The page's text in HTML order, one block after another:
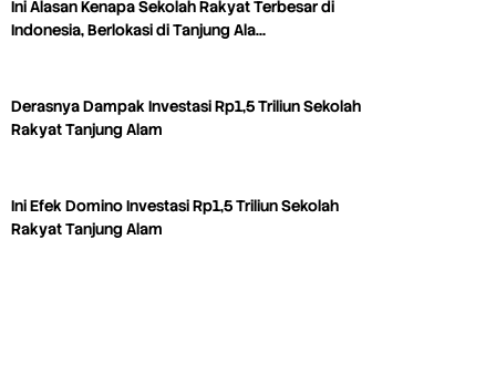
Ini Alasan Kenapa Sekolah Rakyat Terbesar di
Indonesia, Berlokasi di Tanjung Ala…
Derasnya Dampak Investasi Rp1,5 Triliun Sekolah
Rakyat Tanjung Alam
Ini Efek Domino Investasi Rp1,5 Triliun Sekolah
Rakyat Tanjung Alam